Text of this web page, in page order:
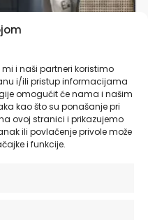
i naši partneri koristimo
i/ili pristup informacijama
omogućit će nama i našim
kao što su ponašanje pri
ovoj stranici i prikazujemo
ili povlačenje privole može
i funkcije.
| Toucan’s